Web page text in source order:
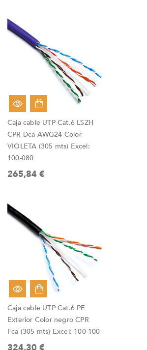
Caja cable UTP Cat.6 LSZH
CPR Dca AWG24 Color
VIOLETA (305 mts) Excel:
100-080
265,84 €
Caja cable UTP Cat.6 PE
Exterior Color negro CPR
Fca (305 mts) Excel: 100-100